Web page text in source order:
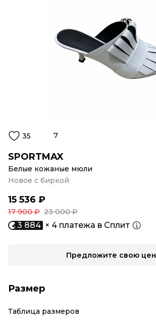
35 7
SPORTMAX
Белые кожаные мюли
Новое с биркой
15 536 ₽
17 900 ₽ 23 000 ₽
3 884 × 4 платежа в Сплит
Предложите свою
Размер
Таблица размеров